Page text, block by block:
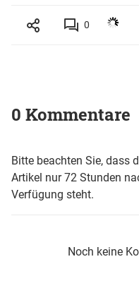
0
0 Kommentare
Bitte beachten Sie, dass
Artikel nur 72 Stunden
Verfügung steht.
Noch keine